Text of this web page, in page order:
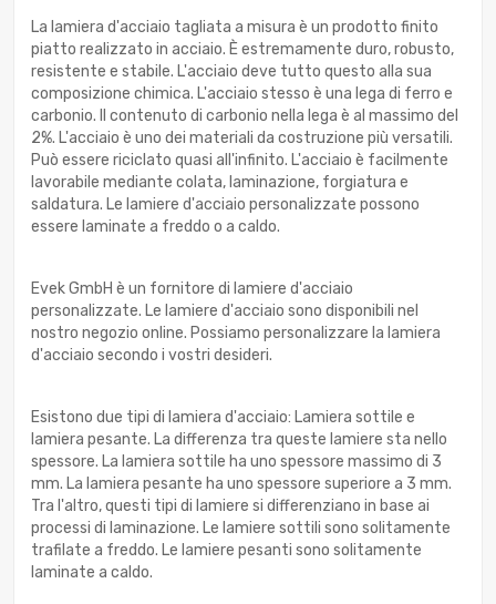
La lamiera d'acciaio tagliata a misura è un prodotto finito
piatto realizzato in acciaio. È estremamente duro, robusto,
resistente e stabile. L'acciaio deve tutto questo alla sua
composizione chimica. L'acciaio stesso è una lega di ferro e
carbonio. Il contenuto di carbonio nella lega è al massimo del
2%. L'acciaio è uno dei materiali da costruzione più versatili.
Può essere riciclato quasi all'infinito. L'acciaio è facilmente
lavorabile mediante colata, laminazione, forgiatura e
saldatura. Le lamiere d'acciaio personalizzate possono
essere laminate a freddo o a caldo.
Evek GmbH è un fornitore di lamiere d'acciaio
personalizzate. Le lamiere d'acciaio sono disponibili nel
nostro negozio online. Possiamo personalizzare la lamiera
d'acciaio secondo i vostri desideri.
Esistono due tipi di lamiera d'acciaio: Lamiera sottile e
lamiera pesante. La differenza tra queste lamiere sta nello
spessore. La lamiera sottile ha uno spessore massimo di 3
mm. La lamiera pesante ha uno spessore superiore a 3 mm.
Tra l'altro, questi tipi di lamiere si differenziano in base ai
processi di laminazione. Le lamiere sottili sono solitamente
trafilate a freddo. Le lamiere pesanti sono solitamente
laminate a caldo.